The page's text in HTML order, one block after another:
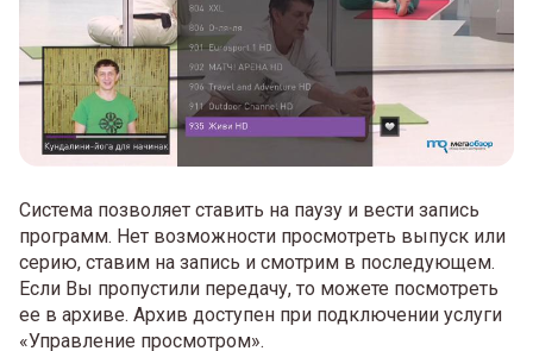
Система позволяет ставить на паузу и вести запись
программ. Нет возможности просмотреть выпуск или
серию, ставим на запись и смотрим в последующем.
Если Вы пропустили передачу, то можете посмотреть
ее в архиве. Архив доступен при подключении услуги
«Управление просмотром».